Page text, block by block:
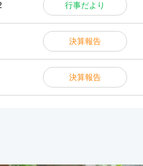
行事だより
決算報告
決算報告